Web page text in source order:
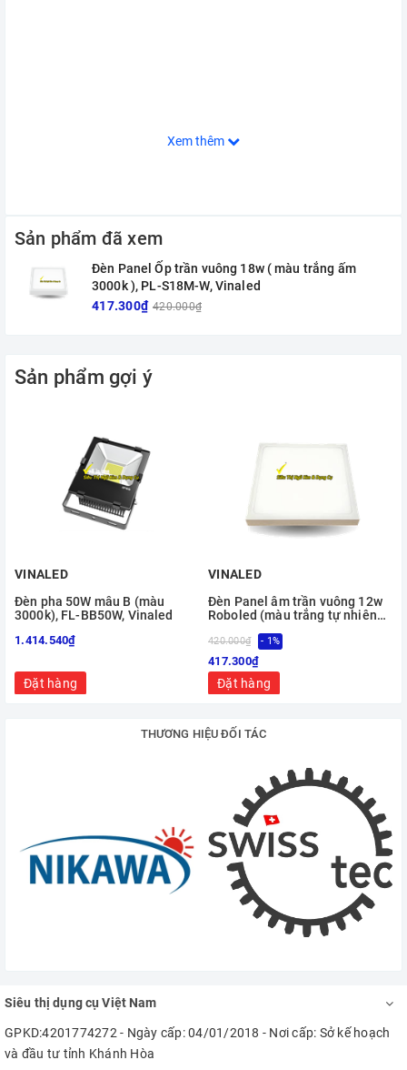
Xem thêm
Sản phẩm đã xem
Đèn Panel Ốp trần vuông 18w ( màu trắng ấm
3000k ), PL-S18M-W, Vinaled
417.300₫ 420.000₫
Sản phẩm gợi ý
VINALED
Đèn pha 50W mẫu B (màu
3000k), FL-BB50W, Vinaled
1.414.540₫
Đặt hàng
VINALED
Đèn Panel âm trần vuông 12w
Roboled (màu trắng tự nhiên
420.000₫ - 1%
417.300₫
Đặt hàng
THƯƠNG HIỆU ĐỐI TÁC
Siêu thị dụng cụ Việt Nam
GPKD:4201774272 - Ngày cấp: 04/01/2018 - Nơi cấp: Sở kế hoạch
và đầu tư tỉnh Khánh Hòa